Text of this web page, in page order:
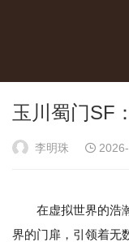
玉川蜀门SF
李明珠
在虚拟世界的浩
界的门扉，引领着无